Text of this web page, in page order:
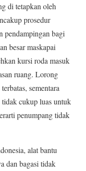
di tetapkan oleh
prosedur
pendampingan bagi
besar maskapai
kursi roda masuk
ruang. Lorong
sementara
cukup luas untuk
penumpang tidak
alat bantu
dan bagasi tidak